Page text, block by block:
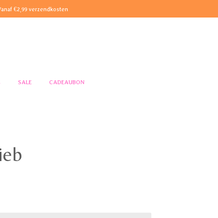
€2,99 verzendkosten
SALE CADEAUBON